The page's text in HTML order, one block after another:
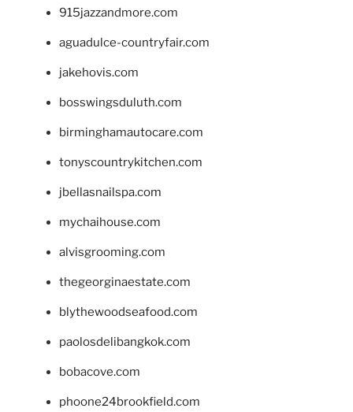
915jazzandmore.com
aguadulce-countryfair.com
jakehovis.com
bosswingsduluth.com
birminghamautocare.com
tonyscountrykitchen.com
jbellasnailspa.com
mychaihouse.com
alvisgrooming.com
thegeorginaestate.com
blythewoodseafood.com
paolosdelibangkok.com
bobacove.com
phoone24brookfield.com